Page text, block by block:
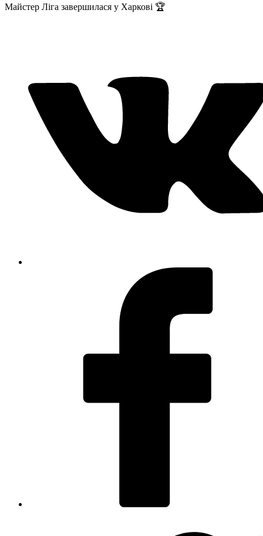
Майстер Ліга завершилася у Харкові 🏆